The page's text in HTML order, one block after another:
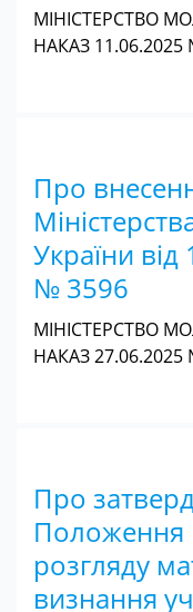
МІНІСТЕРСТВО
НАКАЗ 11.06.2025
Про
України
№ 3596
МІНІСТЕРСТВО
НАКАЗ 27.06.2025
Про
Положення
розгляду
визнання